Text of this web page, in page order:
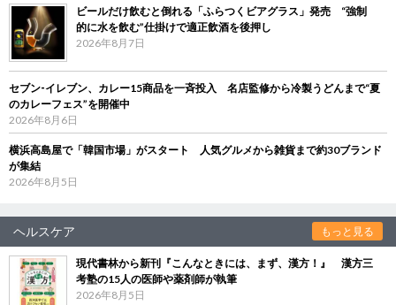
ビールだけ飲むと倒れる「ふらつくビアグラス」発売 “強制
的に水を飲む”仕掛けで適正飲酒を後押し
2026年8月7日
セブン‐イレブン、カレー15商品を一斉投入 名店監修から冷製うどんまで“夏
のカレーフェス”を開催中
2026年8月6日
横浜高島屋で「韓国市場」がスタート 人気グルメから雑貨まで約30ブランド
が集結
2026年8月5日
ヘルスケア もっと見る
現代書林から新刊『こんなときには、まず、漢方！』 漢方三
考塾の15人の医師や薬剤師が執筆
2026年8月5日